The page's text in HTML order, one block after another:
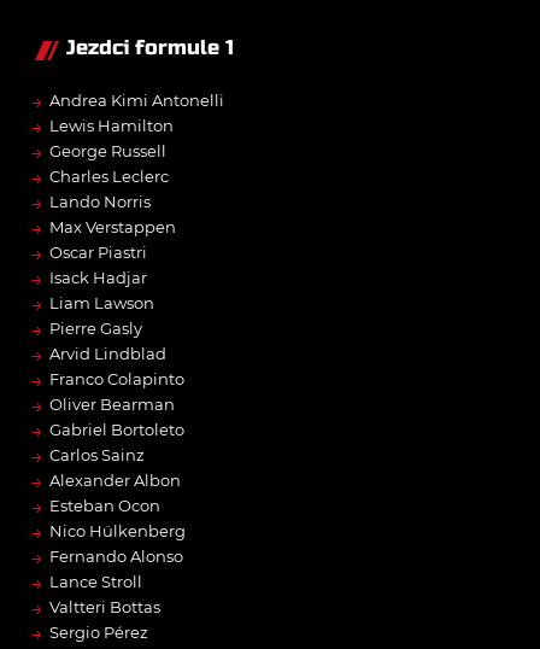
Jezdci formule 1
→ Andrea Kimi Antonelli
→ Lewis Hamilton
→ George Russell
→ Charles Leclerc
→ Lando Norris
→ Max Verstappen
→ Oscar Piastri
→ Isack Hadjar
→ Liam Lawson
→ Pierre Gasly
→ Arvid Lindblad
→ Franco Colapinto
→ Oliver Bearman
→ Gabriel Bortoleto
→ Carlos Sainz
→ Alexander Albon
→ Esteban Ocon
→ Nico Hülkenberg
→ Fernando Alonso
→ Lance Stroll
→ Valtteri Bottas
→ Sergio Pérez